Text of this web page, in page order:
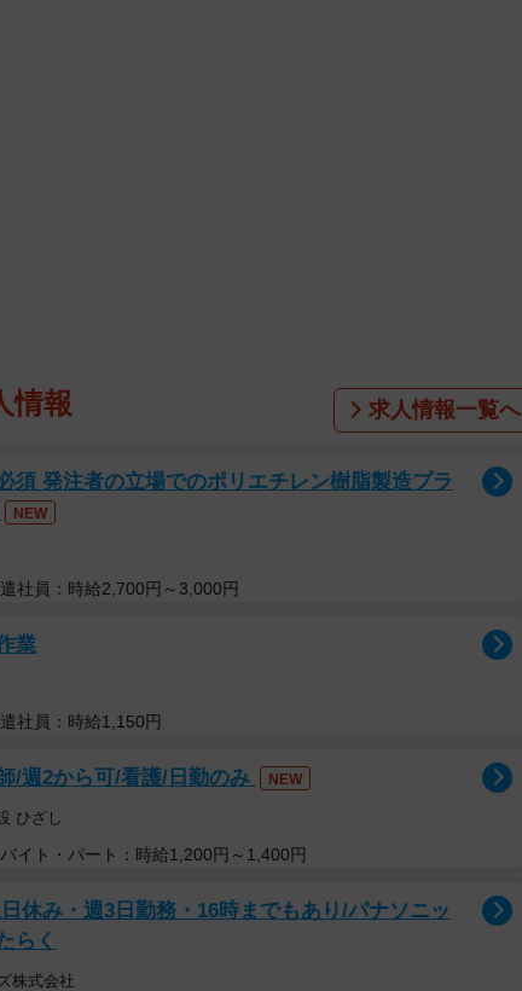
情報 求人情報一覧へ
須 発注者の立場でのポリエチレン樹脂製造プラ
NEW
社員：時給2,700円～3,000円
業
社員：時給1,150円
/週2から可/看護/日勤のみ NEW
ひざし
イト・パート：時給1,200円～1,400円
休み・週3日勤務・16時までもあり/パナソニッ
らく
株式会社